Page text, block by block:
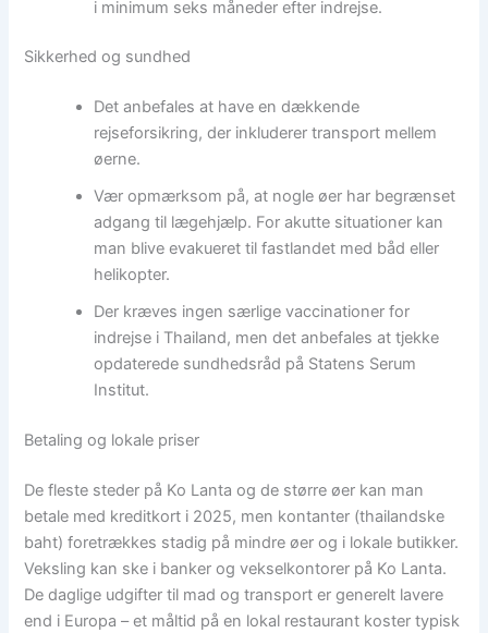
i minimum seks måneder efter indrejse.
Sikkerhed og sundhed
Det anbefales at have en dækkende
rejseforsikring, der inkluderer transport mellem
øerne.
Vær opmærksom på, at nogle øer har begrænset
adgang til lægehjælp. For akutte situationer kan
man blive evakueret til fastlandet med båd eller
helikopter.
Der kræves ingen særlige vaccinationer for
indrejse i Thailand, men det anbefales at tjekke
opdaterede sundhedsråd på Statens Serum
Institut.
Betaling og lokale priser
De fleste steder på Ko Lanta og de større øer kan man
betale med kreditkort i 2025, men kontanter (thailandske
baht) foretrækkes stadig på mindre øer og i lokale butikker.
Veksling kan ske i banker og vekselkontorer på Ko Lanta.
De daglige udgifter til mad og transport er generelt lavere
end i Europa – et måltid på en lokal restaurant koster typisk